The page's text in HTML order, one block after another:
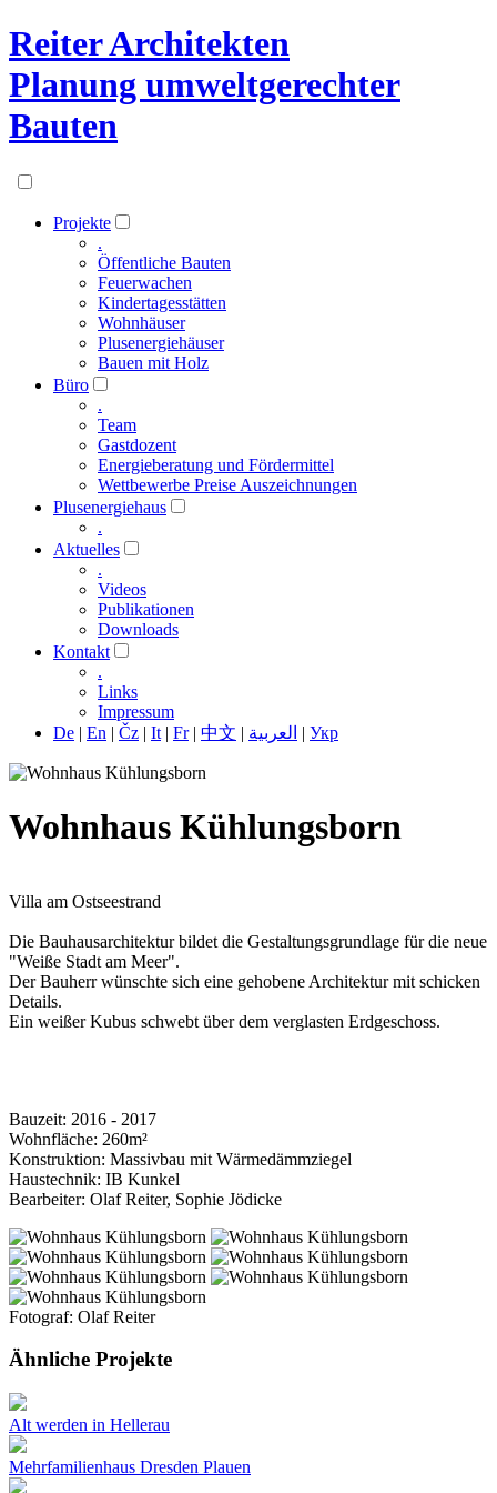
Reiter Architekten
Planung umweltgerechter
Bauten
Projekte
.
Öffentliche Bauten
Feuerwachen
Kindertagesstätten
Wohnhäuser
Plusenergiehäuser
Bauen mit Holz
Büro
.
Team
Gastdozent
Energieberatung und Fördermittel
Wettbewerbe Preise Auszeichnungen
Plusenergiehaus
.
Aktuelles
.
Videos
Publikationen
Downloads
Kontakt
.
Links
Impressum
De | En | Čz | It | Fr| 中文 | العربية | Укр
Wohnhaus Kühlungsborn
Villa am Ostseestrand
Die Bauhausarchitektur bildet die Gestaltungsgrundlage für die neue
"Weiße Stadt am Meer".
Der Bauherr wünschte sich eine gehobene Architektur mit schicken
Details.
Ein weißer Kubus schwebt über dem verglasten Erdgeschoss.
Bauzeit: 2016 - 2017
Wohnfläche: 260m²
Konstruktion: Massivbau mit Wärmedämmziegel
Haustechnik: IB Kunkel
Bearbeiter: Olaf Reiter, Sophie Jödicke
Fotograf: Olaf Reiter
Ähnliche Projekte
Alt werden in Hellerau
Mehrfamilienhaus Dresden Plauen